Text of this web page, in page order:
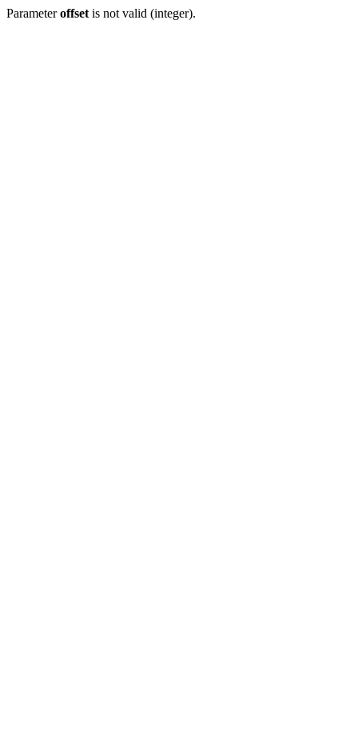
Parameteroffset is not valid (integer).